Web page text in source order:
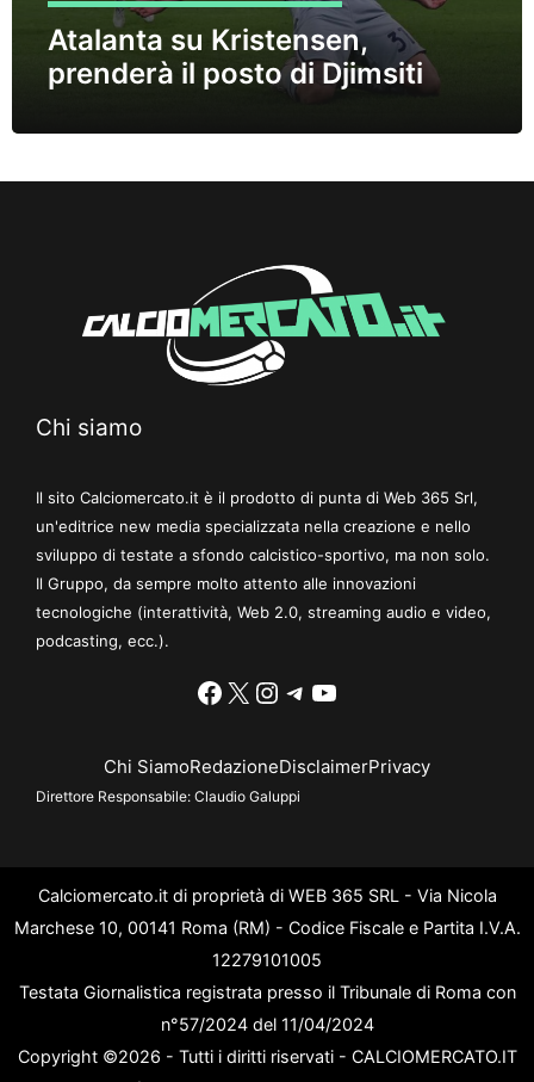
Atalanta su Kristensen,
prenderà il posto di Djimsiti
Chi siamo
Il sito Calciomercato.it è il prodotto di punta di Web 365 Srl,
un'editrice new media specializzata nella creazione e nello
sviluppo di testate a sfondo calcistico-sportivo, ma non solo.
Il Gruppo, da sempre molto attento alle innovazioni
tecnologiche (interattività, Web 2.0, streaming audio e video,
podcasting, ecc.).
Facebook
X Instagram
Telegram
YouTube
Chi SiamoRedazioneDisclaimerPrivacy
Direttore Responsabile: Claudio Galuppi
Calciomercato.it di proprietà di WEB 365 SRL - Via Nicola
Marchese 10, 00141 Roma (RM) - Codice Fiscale e Partita I.V.A.
12279101005
Testata Giornalistica registrata presso il Tribunale di Roma con
n°57/2024 del 11/04/2024
Copyright ©2026 - Tutti i diritti riservati - CALCIOMERCATO.IT